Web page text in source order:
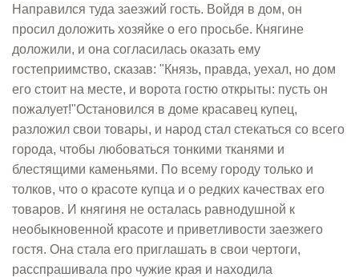
Направился туда заезжий гость. Войдя в дом, он
просил доложить хозяйке о его просьбе. Княгине
доложили, и она согласилась оказать ему
гостеприимство, сказав: "Князь, правда, уехал, но дом
его стоит на месте, и ворота гостю открыты: пусть он
пожалует!"Остановился в доме красавец купец,
разложил свои товары, и народ стал стекаться со всего
города, чтобы любоваться тонкими тканями и
блестящими каменьями. По всему городу только и
толков, что о красоте купца и о редких качествах его
товаров. И княгиня не осталась равнодушной к
необыкновенной красоте и приветливости заезжего
гостя. Она стала его приглашать в свои чертоги,
расспрашивала про чужие края и находила